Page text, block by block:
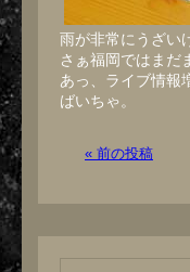
雨が非常にうざい
さぁ福岡ではまだ
あっ、ライブ情報
ばいちゃ。
« 前の投稿